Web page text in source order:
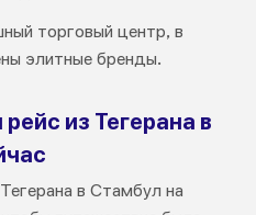
торговый центр, в
элитные бренды.
из Тегерана в
в Стамбул на